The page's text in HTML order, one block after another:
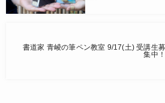
書道家 青崚の筆ペン教室 9/17(土) 受講生募
集中！